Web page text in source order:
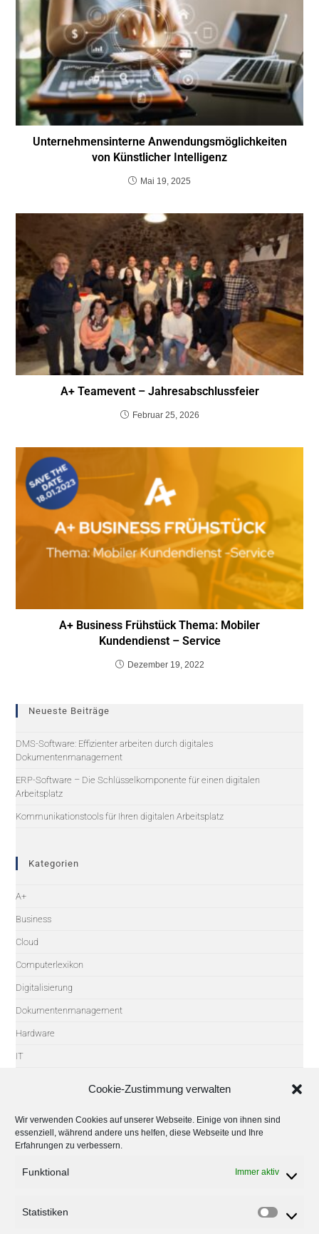
Cookie-Zustimmung verwalten
Wir verwenden Cookies auf unserer Webseite. Einige von ihnen sind
essenziell, während andere uns helfen, diese Webseite und Ihre
Erfahrungen zu verbessern.
Funktional Immer aktiv
Statistiken
Unternehmensinterne Anwendungsmöglichkeiten
von Künstlicher Intelligenz
Mai 19, 2025
A+ Teamevent – Jahresabschlussfeier
Februar 25, 2026
A+ Business Frühstück Thema: Mobiler
Kundendienst – Service
Dezember 19, 2022
Neueste Beiträge
DMS-Software: Effizienter arbeiten durch digitales
Dokumentenmanagement
ERP-Software – Die Schlüsselkomponente für einen digitalen
Arbeitsplatz
Kommunikationstools für Ihren digitalen Arbeitsplatz
Kategorien
A+
Business
Cloud
Computerlexikon
Digitalisierung
Dokumentenmanagement
Hardware
IT
Partner
Software
Tipps
Uncategorized